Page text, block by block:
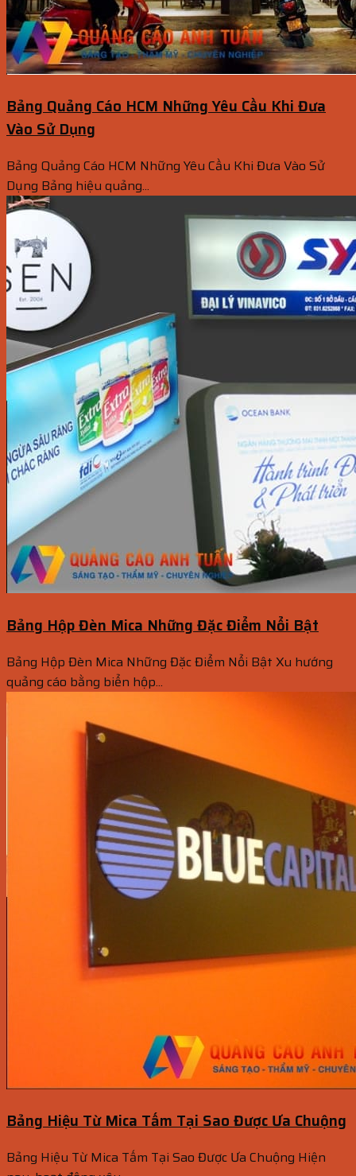
Bảng Quảng Cáo HCM Những Yêu Cầu Khi Đưa
Vào Sử Dụng
Bảng Quảng Cáo HCM Những Yêu Cầu Khi Đưa Vào Sử
Dụng Bảng hiệu quảng...
Bảng Hộp Đèn Mica Những Đặc Điểm Nổi Bật
Bảng Hộp Đèn Mica Những Đặc Điểm Nổi Bật Xu hướng
quảng cáo bằng biển hộp...
Bảng Hiệu Từ Mica Tấm Tại Sao Được Ưa Chuộng
Bảng Hiệu Từ Mica Tấm Tại Sao Được Ưa Chuộng Hiện